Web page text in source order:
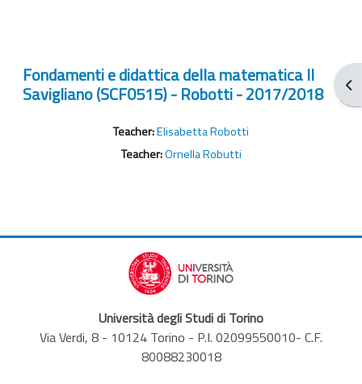
Fondamenti e didattica della matematica II
Savigliano (SCF0515) - Robotti - 2017/2018
Teacher:Elisabetta Robotti
Teacher:Ornella Robutti
Università degli Studi di Torino
Via Verdi, 8 - 10124 Torino - P.I. 02099550010- C.F.
80088230018